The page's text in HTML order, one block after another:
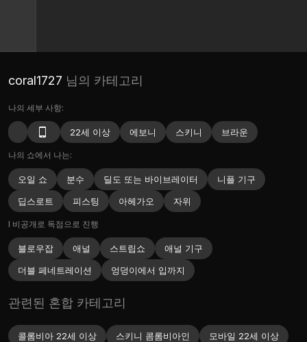
coral1727 님의 카테고리
나의 세부 사항:
22세 이상 에보니 스키니 브라운
나의 쇼에서 나는:
오일 쇼 분수 딜도 또는 바이브레이터
니플 기구
딥스로트
피스팅 아헤가오 자위
I 비공개로 독점으로 진행
블로우잡 애널 스트립쇼
애널 기구
더블 페네트레이션
엉덩이에서 입까지
관련된 혼합 카테고리
콜롬비아 22세 이상 스키니 콤롬비아인
모바일 22세 이상